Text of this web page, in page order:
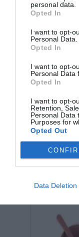
personal data.
Opted In
I want to opt-
Personal Data.
Opted In
I want to opt-
Personal Data
Opted In
I want to opt-
Retention,
Personal Data
Purposes for
Opted Out
Data Deletion